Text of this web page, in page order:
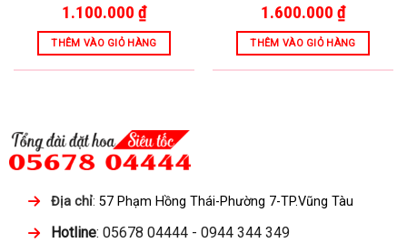
1.100.000 ₫
THÊM VÀO GIỎ HÀNG
1.600.000 ₫
THÊM VÀO GIỎ HÀNG
Địa chỉ: 57 Phạm Hồng Thái-Phường 7-TP.Vũng Tàu
Hotline: 05678 04444 - 0944 344 349